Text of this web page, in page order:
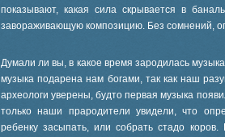
показывают, какая сила скрывается в
завораживающую композицию. Без сомнений,
Думали ли вы, в какое время зародилась
музыка подарена нам богами, так как наш
археологи уверены, будто первая музыка
только наши прародители увидели, что
ребенку засыпать, или собрать стадо